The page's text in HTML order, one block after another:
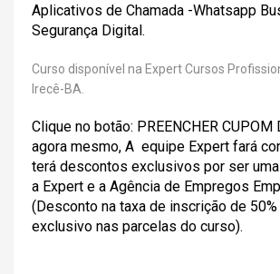
Aplicativos de Chamada -Whatsapp
Segurança Digital.
Curso disponível na Expert Cursos
Irecê-BA.
Clique no botão: PREENCHER CUPOM
agora mesmo, A equipe Expert fará
terá descontos exclusivos por ser
a Expert e a Agência de Empregos
(Desconto na taxa de inscrição de
exclusivo nas parcelas do curso).